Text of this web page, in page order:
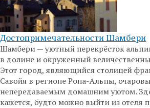
Достопримечательности Шамбери
Шамбери — уютный перекрёсток
в долине и окруженный
Этот город, являющийся столицей
Савойя в регионе Рона-Альпы,
непередаваемым домашним уютом.
кажется, будто можно выйти из отеля